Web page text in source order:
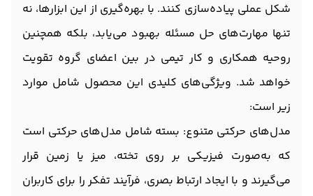
شکل عملی پیاده‌سازی کنند. با بهره‌گیری از این ابزارها، نه
تنها مهارت‌های حل مسئله بهبود می‌یابد، بلکه همچنین
روحیه همکاری و کار تیمی در بین اعضای گروه تقویت
خواهد شد. ویژگی‌های کلیدی این محصول شامل موارد
زیر است:
مدل‌های حرکتی متنوع: بسته شامل مدل‌های حرکتی است
که به‌صورت فیزیکی بر روی تخته، میز یا زمین قرار
می‌گیرند و با ایجاد ارتباط بصری، فرآیند تفکر را برای کاربران